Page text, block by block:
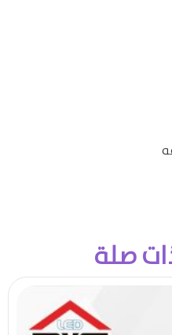
صلة